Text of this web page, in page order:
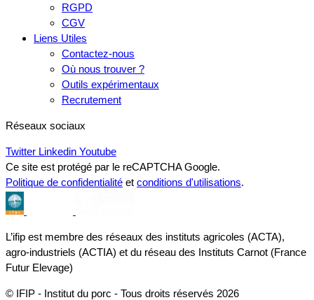
RGPD
CGV
Liens Utiles
Contactez-nous
Où nous trouver ?
Outils expérimentaux
Recrutement
Réseaux sociaux
Twitter Linkedin Youtube
Ce site est protégé par le reCAPTCHA Google.
Politique de confidentialité et conditions d'utilisations.
L’ifip est membre des réseaux des instituts agricoles (ACTA),
agro-industriels (ACTIA) et du réseau des Instituts Carnot (France
Futur Elevage)
© IFIP - Institut du porc - Tous droits réservés 2026